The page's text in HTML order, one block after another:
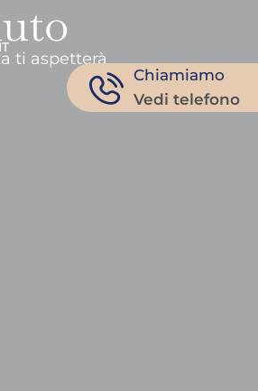
IT
Chiamiamo
Vedi telefono
ti aspetterà